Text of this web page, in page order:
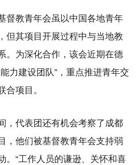
督教青年会虽以中国各地青年
但其项目开展过程中与当地教
。为深化合作，该会近期在德
力建设团队”，重点推进青年交
合项目。
，代表团还有机会考察了成都
，他们被基督教青年会支持弱
。“工作人员的谦逊、关怀和喜